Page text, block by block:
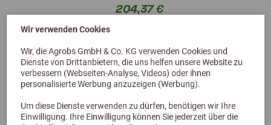
Wir verwenden Cookies
Wir, die Agrobs GmbH & Co. KG verwenden Cookies und
Dienste von Drittanbietern, die uns helfen unsere Website zu
verbessern (Webseiten-Analyse, Videos) oder ihnen
personalisierte Werbung anzuzeigen (Werbung).
Um diese Dienste verwenden zu dürfen, benötigen wir Ihre
Einwilligung. Ihre Einwilligung können Sie jederzeit über die
204,37 €